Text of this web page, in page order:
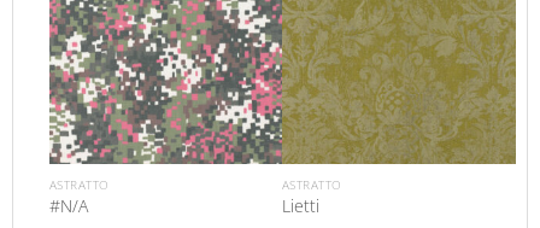
ASTRATTO
#N/A
ASTRATTO
Lietti